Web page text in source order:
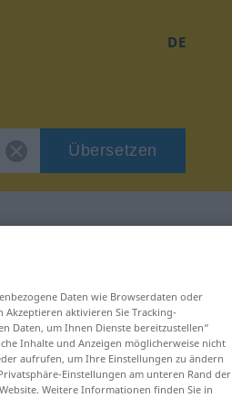
DE
Übersetzen
Daten wie Browserdaten oder
aktivieren Sie Tracking-
Daten, um Ihnen Dienste bereitzustellen“
Inhalte und Anzeigen möglicherweise nicht
aufrufen, um Ihre Einstellungen zu ändern
Einstellungen am unteren Rand der
Weitere Informationen finden Sie in